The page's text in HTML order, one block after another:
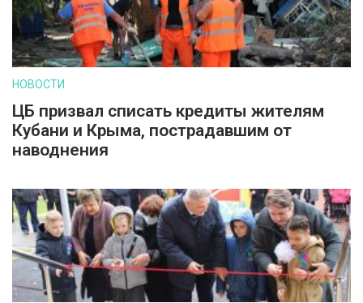
НОВОСТИ
ЦБ призвал списать кредиты жителям
Кубани и Крыма, пострадавшим от
наводнения